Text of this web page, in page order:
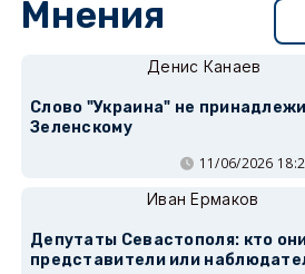
Мнения
Денис Канаев
Слово "Украина" не
Зеленскому
11/06/2026
Иван Ермаков
Депутаты Севастополя: кто
представители или